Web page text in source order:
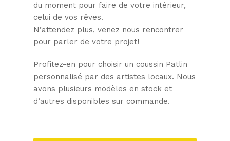
du moment pour faire de votre intérieur,
celui de vos rêves.
N’attendez plus, venez nous rencontrer
pour parler de votre projet!
Profitez-en pour choisir un coussin Patlin
personnalisé par des artistes locaux. Nous
avons plusieurs modèles en stock et
d’autres disponibles sur commande.